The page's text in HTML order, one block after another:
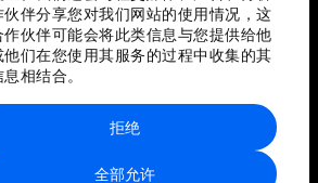
伙伴分享您对我们网站的使用情况，这
作伙伴可能会将此类信息与您提供给他
他们在您使用其服务的过程中收集的其
相结合。
全部允许
拒绝